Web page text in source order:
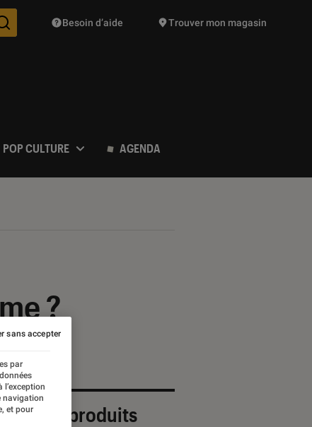
Des suggestions de produits vont vous être proposées
Besoin d’aide Trouver mon magasin
POP CULTURE AGENDA
?
de produits
par
navigation
et pour
sans accepter